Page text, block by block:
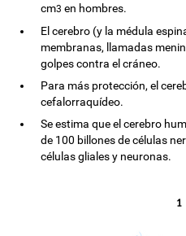
cm3 en hombres.
El cerebro (y la médula
membranas, llamadas
golpes contra el cráneo.
Para más protección, el
cefalorraquídeo.
Se estima que el cerebro
de 100 billones de células
células gliales y neuronas.